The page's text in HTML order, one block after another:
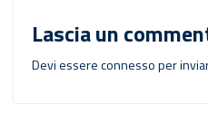
Lascia un
Devi essereconnessoper